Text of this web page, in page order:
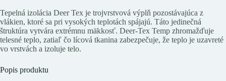
Tepelná izolácia Deer Tex je trojvrstvová výplň pozostávajúca z
vlákien, ktoré sa pri vysokých teplotách spájajú. Táto jedinečná
štruktúra vytvára extrémnu mäkkosť. Deer-Tex Temp zhromažďuje
telesné teplo, zatiaľ čo lícová tkanina zabezpečuje, že teplo je uzavreté
vo vrstvách a izoluje telo.
Popis produktu